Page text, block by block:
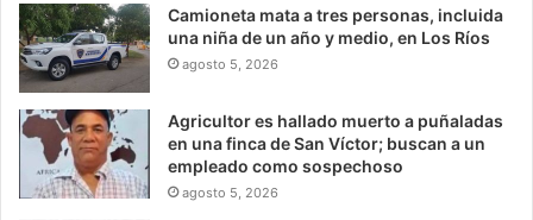
Camioneta mata a tres personas, incluida
una niña de un año y medio, en Los Ríos
agosto 5, 2026
Agricultor es hallado muerto a puñaladas
en una finca de San Víctor; buscan a un
empleado como sospechoso
agosto 5, 2026